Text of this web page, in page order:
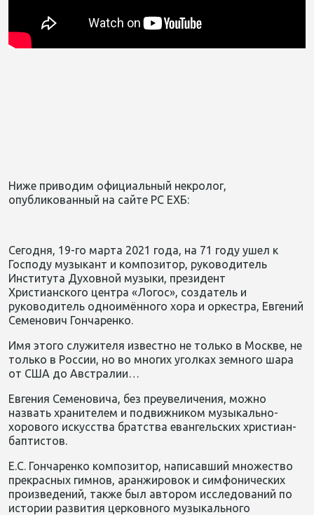
Ниже приводим официальный некролог,
опубликованный на сайте РС ЕХБ:
Сегодня, 19-го марта 2021 года, на 71 году ушел к
Господу музыкант и композитор, руководитель
Института Духовной музыки, президент
Христианского центра «Логос», создатель и
руководитель одноимённого хора и оркестра, Евгений
Семенович Гончаренко.
Имя этого служителя известно не только в Москве, не
только в России, но во многих уголках земного шара
от США до Австралии…
Евгения Семеновича, без преувеличения, можно
назвать хранителем и подвижником музыкально-
хорового искусства братства евангельских христиан-
баптистов.
Е.С. Гончаренко композитор, написавший множество
прекрасных гимнов, аранжировок и симфонических
произведений, также был автором исследований по
истории развития церковного музыкального